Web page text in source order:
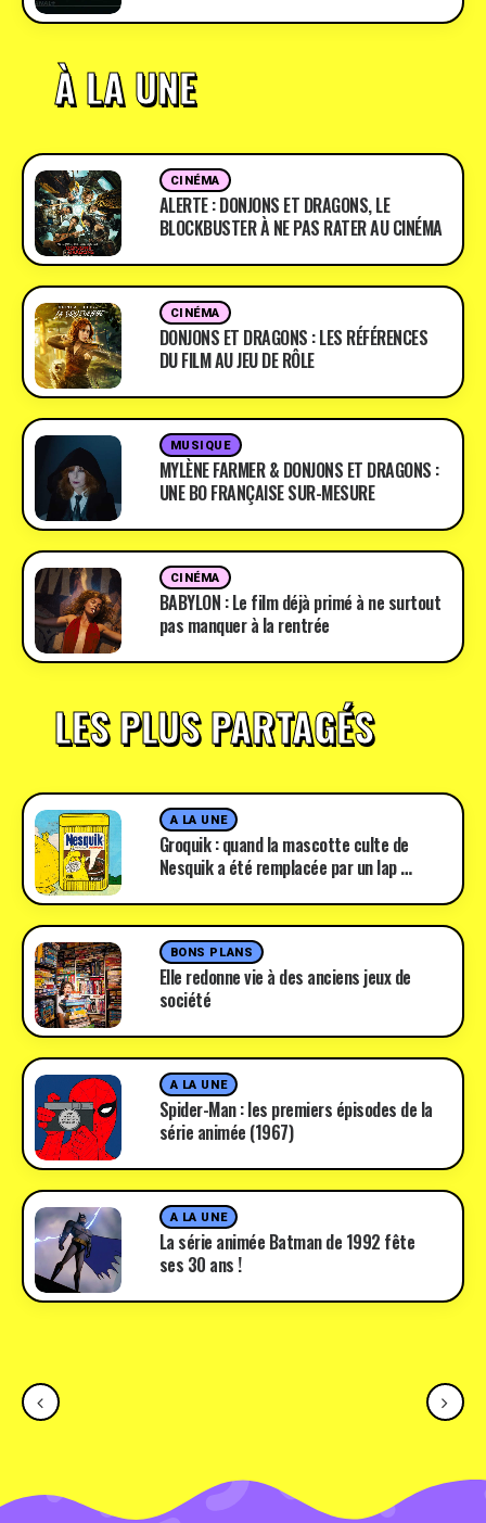
À LA UNE
CINÉMA
ALERTE : DONJONS ET DRAGONS, LE
BLOCKBUSTER À NE PAS RATER AU CINÉMA
CINÉMA
DONJONS ET DRAGONS : LES RÉFÉRENCES
DU FILM AU JEU DE RÔLE
MUSIQUE
MYLÈNE FARMER & DONJONS ET DRAGONS :
UNE BO FRANÇAISE SUR-MESURE
CINÉMA
BABYLON : Le film déjà primé à ne surtout
pas manquer à la rentrée
LES PLUS PARTAGÉS
A LA UNE
Groquik : quand la mascotte culte de
Nesquik a été remplacée par un lap …
BONS PLANS
Elle redonne vie à des anciens jeux de
société
A LA UNE
Spider-Man : les premiers épisodes de la
série animée (1967)
A LA UNE
La série animée Batman de 1992 fête
ses 30 ans !